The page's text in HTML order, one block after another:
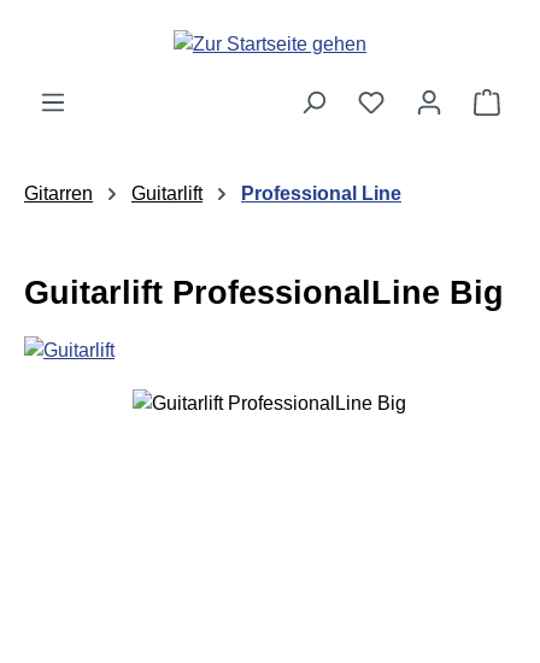
Zum Hauptinhalt springen
Gitarren Guitarlift Professional Line
Guitarlift ProfessionalLine Big
Bildergalerie überspringen